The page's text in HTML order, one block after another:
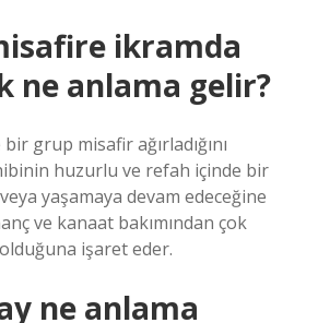
ikramda
ne anlama gelir?
grup misafir ağırladığını
huzurlu ve refah içinde bir
yaşamaya devam edeceğine
ve kanaat bakımından çok
işaret eder.
ne anlama